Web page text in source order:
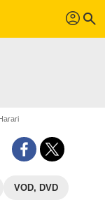
profil search
VOD, DVD